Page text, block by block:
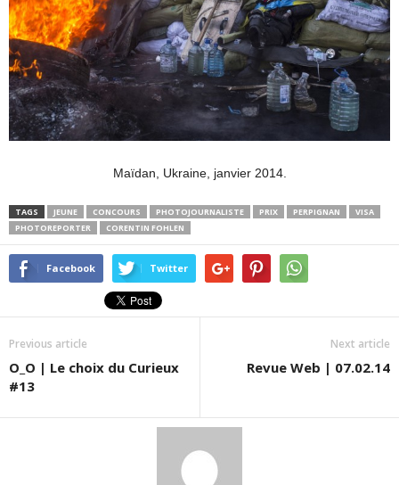
Maïdan, Ukraine, janvier 2014.
TAGS JEUNE CONCOURS PHOTOJOURNALISTE PRIX PERPIGNAN
VISA
PHOTOREPORTER
CORENTIN FOHLEN
Facebook Twitter
Previous article
O_O | Le choix du Curieux
#13
Next article
Revue Web | 07.02.14